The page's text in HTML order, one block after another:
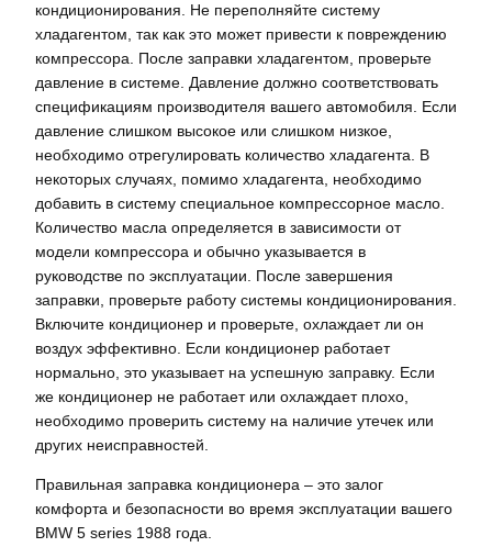
кондиционирования. Не переполняйте систему
хладагентом, так как это может привести к повреждению
компрессора. После заправки хладагентом, проверьте
давление в системе. Давление должно соответствовать
спецификациям производителя вашего автомобиля. Если
давление слишком высокое или слишком низкое,
необходимо отрегулировать количество хладагента. В
некоторых случаях, помимо хладагента, необходимо
добавить в систему специальное компрессорное масло.
Количество масла определяется в зависимости от
модели компрессора и обычно указывается в
руководстве по эксплуатации. После завершения
заправки, проверьте работу системы кондиционирования.
Включите кондиционер и проверьте, охлаждает ли он
воздух эффективно. Если кондиционер работает
нормально, это указывает на успешную заправку. Если
же кондиционер не работает или охлаждает плохо,
необходимо проверить систему на наличие утечек или
других неисправностей.
Правильная заправка кондиционера – это залог
комфорта и безопасности во время эксплуатации вашего
BMW 5 series 1988 года.